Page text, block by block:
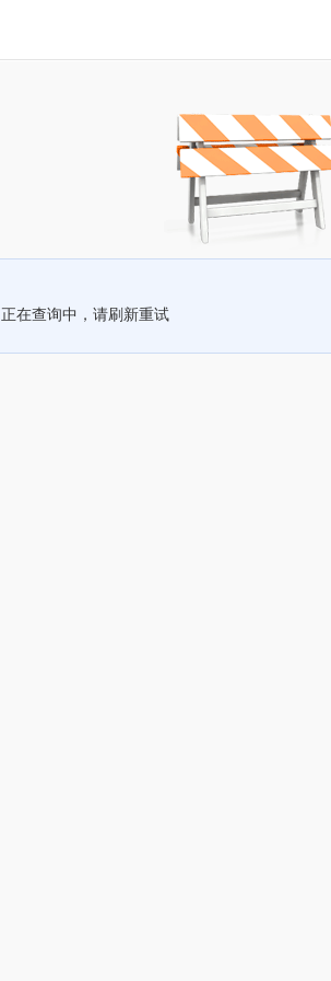
正在查询中，请刷新重试